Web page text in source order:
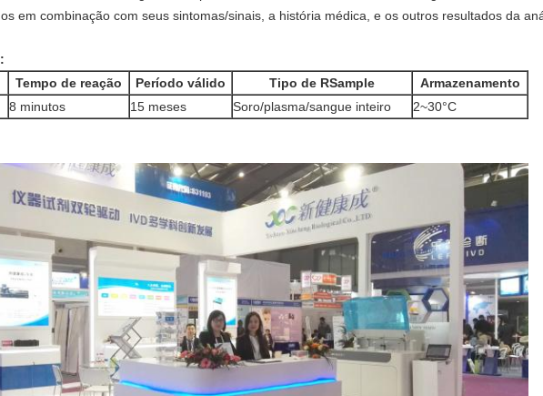
em combinação com seus sintomas/sinais, a história médica, e os outros resultados da
Tempo de reação Período válido Tipo de RSample
Armazenamento
8 minutos 15 meses Soro/plasma/sangue inteiro 2~30°C